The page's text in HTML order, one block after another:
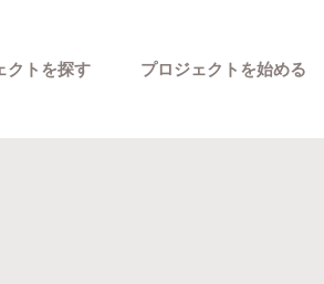
クトを探す プロジェクトを始める